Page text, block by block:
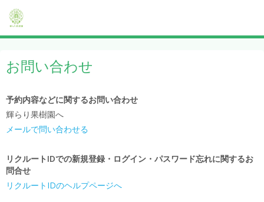
お問い合わせ
予約内容などに関するお問い合わせ
輝らり果樹園へ
メールで問い合わせる
リクルートIDでの新規登録・ログイン・パスワード忘れに関するお
問合せ
リクルートIDのヘルプページへ